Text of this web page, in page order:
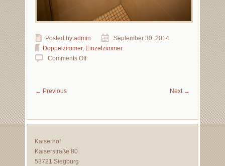
Posted by admin
September 30, 2014
Doppelzimmer, Einzelzimmer
Comments Off
← Previous Next →
Kaiserhof
Kaiserstraße 80
53721 Siegburg